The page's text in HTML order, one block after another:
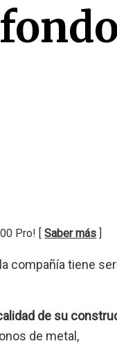
Pro! [Saber más ]
compañía tiene
de su
de metal,